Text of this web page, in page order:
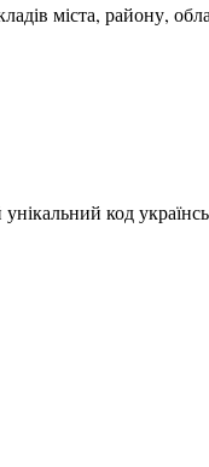
міста, району,
код